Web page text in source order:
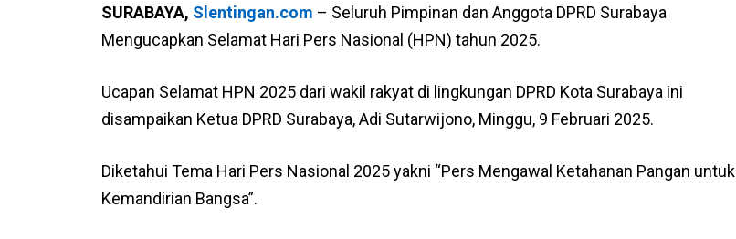
SURABAYA, Slentingan.com – Seluruh Pimpinan dan Anggota DPRD Surabaya
Mengucapkan Selamat Hari Pers Nasional (HPN) tahun 2025.
Ucapan Selamat HPN 2025 dari wakil rakyat di lingkungan DPRD Kota Surabaya ini
disampaikan Ketua DPRD Surabaya, Adi Sutarwijono, Minggu, 9 Februari 2025.
Diketahui Tema Hari Pers Nasional 2025 yakni “Pers Mengawal Ketahanan Pangan untuk
Kemandirian Bangsa”.